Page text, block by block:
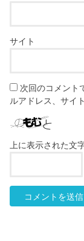
サイト
次回のコメント
ルアドレス、サイ
上に表示された文